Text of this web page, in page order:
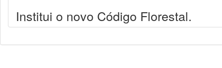
Institui o novo Código Florestal.